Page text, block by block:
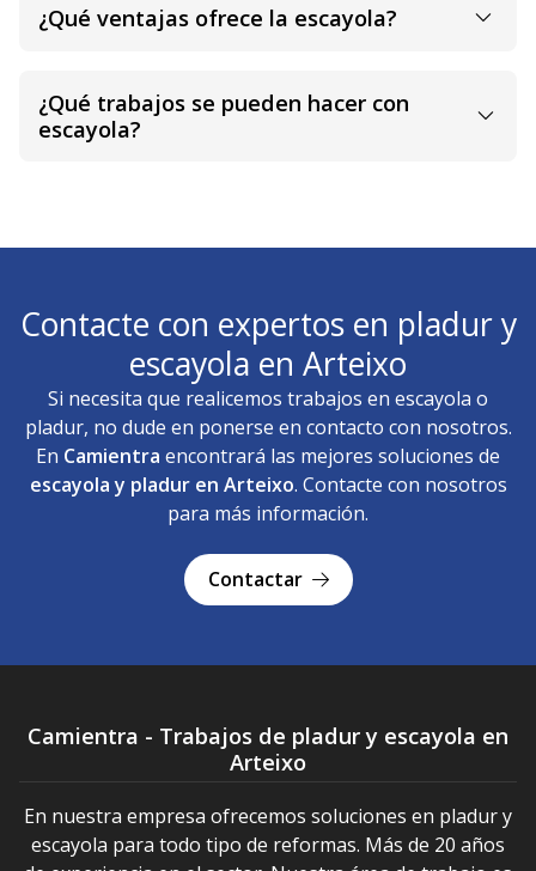
¿Qué ventajas ofrece la escayola?
¿Qué trabajos se pueden hacer con
escayola?
Contacte con expertos en pladur y
escayola en Arteixo
Si necesita que realicemos trabajos en escayola o
pladur, no dude en ponerse en contacto con nosotros.
En Camientra encontrará las mejores soluciones de
escayola y pladur en Arteixo. Contacte con nosotros
para más información.
Contactar
Camientra - Trabajos de pladur y escayola en
Arteixo
En nuestra empresa ofrecemos soluciones en pladur y
escayola para todo tipo de reformas. Más de 20 años